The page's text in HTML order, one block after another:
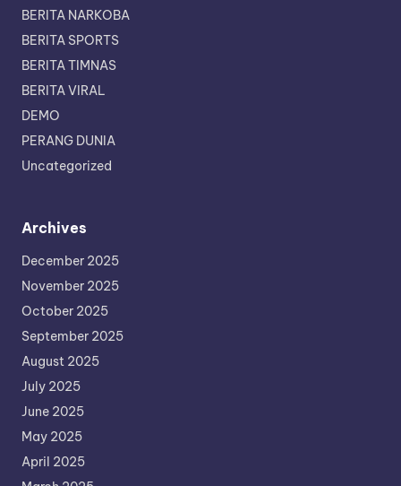
BERITA NARKOBA
BERITA SPORTS
BERITA TIMNAS
BERITA VIRAL
DEMO
PERANG DUNIA
Uncategorized
Archives
December 2025
November 2025
October 2025
September 2025
August 2025
July 2025
June 2025
May 2025
April 2025